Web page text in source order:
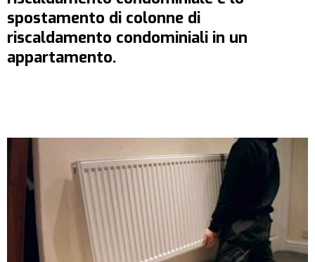
spostamento di colonne di
riscaldamento condominiali in un
appartamento.